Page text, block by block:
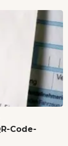
Code-